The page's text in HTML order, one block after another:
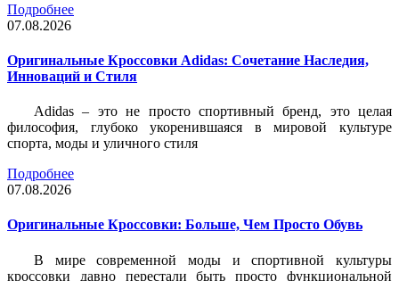
Подробнее
07.08.2026
Оригинальные Кроссовки Adidas: Сочетание Наследия,
Инноваций и Стиля
Adidas – это не просто спортивный бренд, это целая
философия, глубоко укоренившаяся в мировой культуре
спорта, моды и уличного стиля
Подробнее
07.08.2026
Оригинальные Кроссовки: Больше, Чем Просто Обувь
В мире современной моды и спортивной культуры
кроссовки давно перестали быть просто функциональной